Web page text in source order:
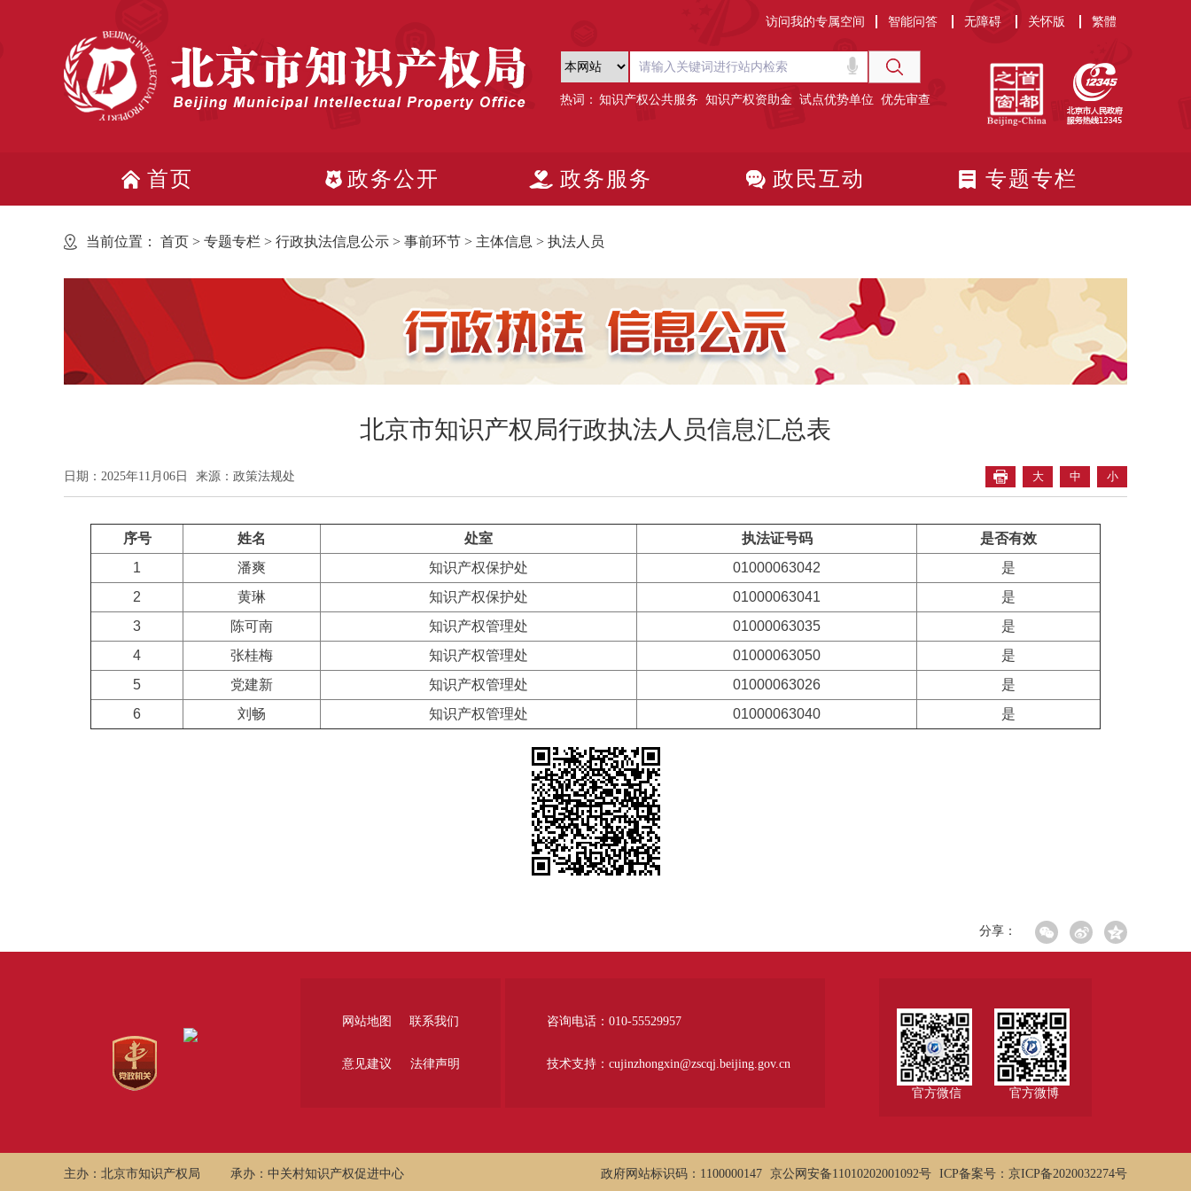
访问我的专属空间 智能问答 无障碍 关怀版 繁體
热词： 知识产权公共服务 知识产权资助金 试点优势单位 优先审查
首页 政务公开 政务服务 政民互动 专题专栏
当前位置： 首页 > 专题专栏 > 行政执法信息公示 > 事前环节 > 主体信息 > 执法人员
北京市知识产权局行政执法人员信息汇总表
日期：2025年11月06日 来源：政策法规处 大 中 小
序号 姓名 处室 执法证号码
是否有效
1
潘爽 知识产权保护处 01000063042
是
2
黄琳 知识产权保护处 01000063041
是
3
陈可南 知识产权管理处 01000063035
是
4
张桂梅 知识产权管理处 01000063050
是
5
党建新 知识产权管理处 01000063026
是
6
刘畅 知识产权管理处 01000063040 是
分享：
网站地图 联系我们
意见建议 法律声明
咨询电话：010-55529957
技术支持：cujinzhongxin@zscqj.beijing.gov.cn
官方微信 官方微博
主办：北京市知识产权局 承办：中关村知识产权促进中心 政府网站标识码：1100000147 京公网安备11010202001092号 ICP备案号：京ICP备2020032274号